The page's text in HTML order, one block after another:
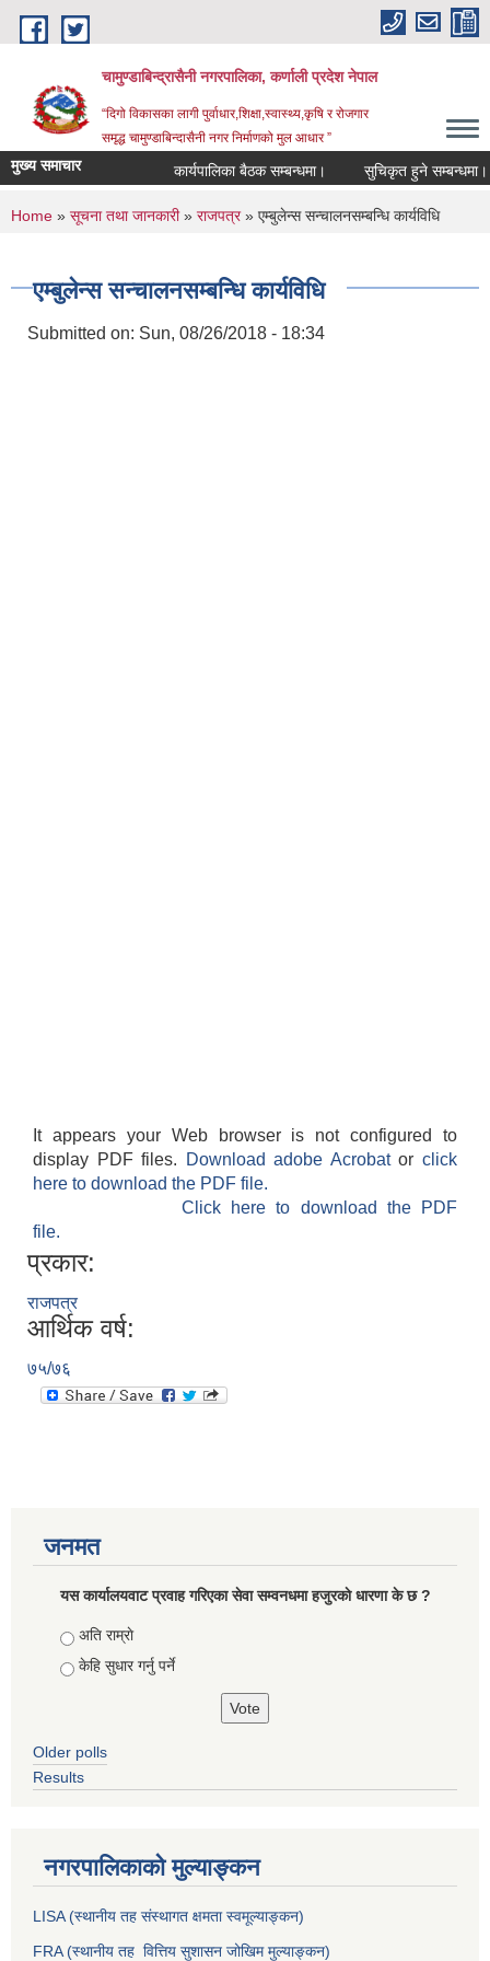
Skip to main content
चामुण्डाबिन्द्रासैनी नगरपालिका, कर्णाली प्रदेश नेपाल
“दिगो विकासका लागी पुर्वाधार,शिक्षा,स्वास्थ्य,कृषि र रोजगार
समृद्ध चामुण्डाबिन्दासैनी नगर निर्माणको मुल आधार ”
मुख्य समाचार कार्यपालिका बैठक सम्बन्धमा। सुचिकृत हुने सम्बन्धमा।
You are here
Home » सूचना तथा जानकारी» राजपत्र» एम्बुलेन्स स‌‍‌‍‌न्चालनसम्बन्धि कार्यविधि
एम्बुलेन्स स‌‍‌‍‌न्चालनसम्बन्धि कार्यविधि
Submitted on: Sun, 08/26/2018 - 18:34
It appears your Web browser is not configured to
display PDF files.
Download adobe Acrobatorclick
here to download the PDF file.
Click here to download the PDF
file.
प्रकार:
राजपत्र
आर्थिक वर्ष:
७५/७६
जनमत
यस कार्यालयवाट प्रवाह गरिएका सेवा सम्वनधमा हजुरकाे धारणा के छ ?
Choices
अति राम्राे
केहि सुधार गर्नु पर्ने
Older polls
Results
नगरपालिकाको मुल्याङ्कन
LISA (स्थानीय तह संस्थागत क्षमता स्वमूल्याङ्कन)
FRA (स्थानीय तह वित्तिय सुशासन जोखिम मुल्याङ्कन)